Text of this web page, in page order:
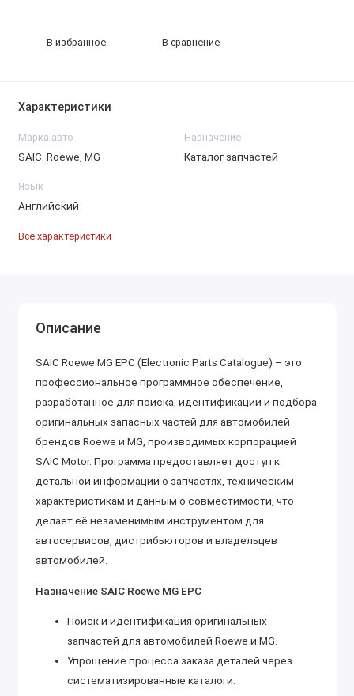
В избранное В сравнение
Характеристики
Марка авто
SAIC: Roewe, MG
Назначение
Каталог запчастей
Язык
Английский
Все характеристики
Описание
SAIC Roewe MG EPC (Electronic Parts Catalogue) – это
профессиональное программное обеспечение,
разработанное для поиска, идентификации и подбора
оригинальных запасных частей для автомобилей
брендов Roewe и MG, производимых корпорацией
SAIC Motor. Программа предоставляет доступ к
детальной информации о запчастях, техническим
характеристикам и данным о совместимости, что
делает её незаменимым инструментом для
автосервисов, дистрибьюторов и владельцев
автомобилей.
Назначение SAIC Roewe MG EPC
Поиск и идентификация оригинальных
запчастей для автомобилей Roewe и MG.
Упрощение процесса заказа деталей через
систематизированные каталоги.